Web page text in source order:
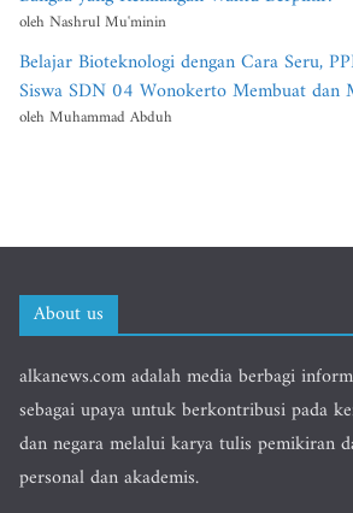
oleh Nashrul Mu'minin
Belajar Bioteknologi dengan Cara Seru,
Siswa SDN 04 Wonokerto Membuat dan
oleh Muhammad Abduh
About us
alkanews.com adalah media berbagi
sebagai upaya untuk berkontribusi pada
dan negara melalui karya tulis pemikiran
personal dan akademis.